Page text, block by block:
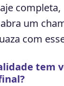
completa,
um
com
tem